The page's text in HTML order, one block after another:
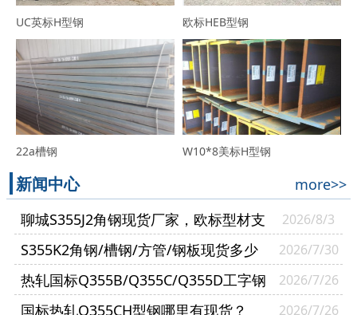
UC英标H型钢 欧标HEB型钢
22a槽钢 W10*8美标H型钢
新闻中心
more>>
聊城S355J2角钢现货厂家，欧标型材支
持零切送货到厂
2026/8/3
S355K2角钢/槽钢/方管/钢板现货多少
钱一吨？
2026/7/30
热轧国标Q355B/Q355C/Q355D工字钢
有什么区别？
2026/7/26
国标热轧Q355CH型钢哪里有现货？ 2026/7/26